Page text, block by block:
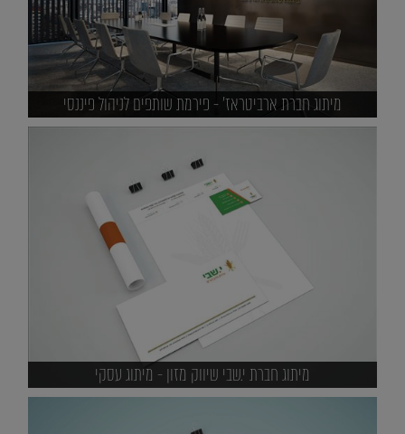
מיתוג חברת ארביטראז' - פירמת שותפים לניהול פיננסי
מיתוג חברת י.שבי שיווק מזון - מיתוג עסקי